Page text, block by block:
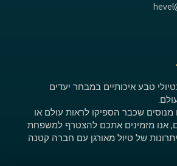
טבע איכותיים במבחר יעדים
מנוסים שכבר הספיקו לראות עולם או
אנו מזמינים אתכם להצטרף למשפחת
של טיול מאורגן עם חברה קטנה